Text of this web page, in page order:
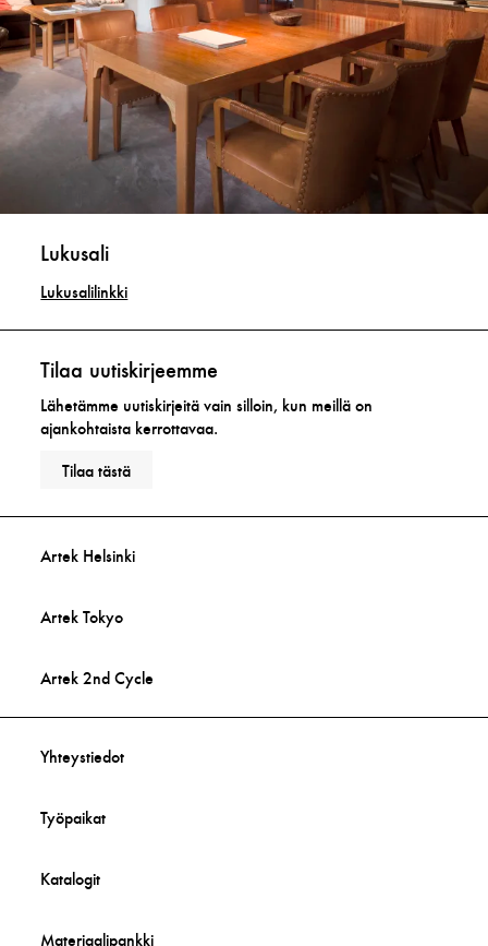
Lukusali
Lukusalilinkki
Tilaa uutiskirjeemme
Lähetämme uutiskirjeitä vain silloin, kun meillä on
ajankohtaista kerrottavaa.
Tilaa tästä
Artek Helsinki
Artek Tokyo
Artek 2nd Cycle
Yhteystiedot
Työpaikat
Katalogit
Materiaalipankki